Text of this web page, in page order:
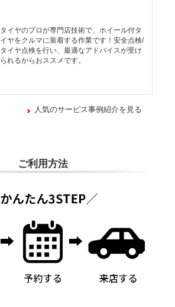
タイヤのプロが専門店技術で、ホイール付タ
イヤをクルマに装着する作業です！安全点検/
タイヤ点検を行い、最適なアドバイスが受け
られるからおススメです。
人気のサービス事例紹介を見る
ご利用方法